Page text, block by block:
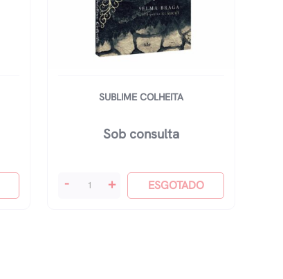
SUBLIME COLHEITA
Sob consulta
Sublime
- + ESGOTADO